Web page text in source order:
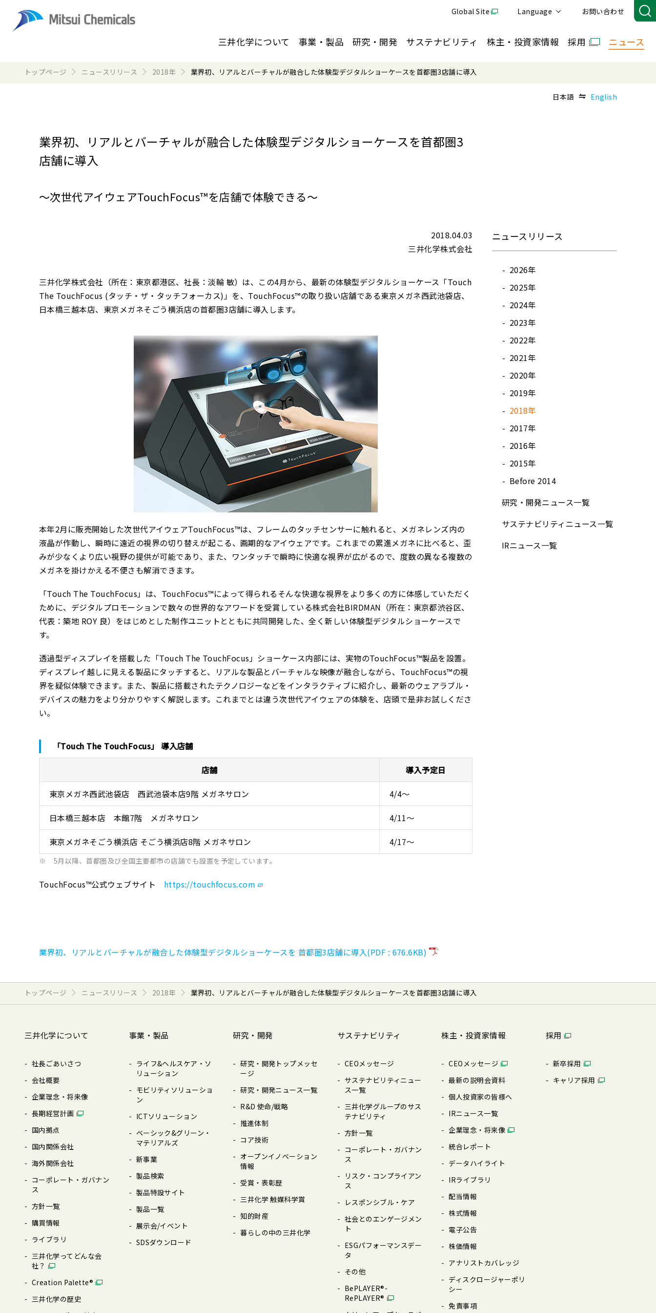
Global Site Language お問い合わせ
三井化学について 事業・製品 研究・開発 サステナビリティ 株主・投資家情報 採用 ニュース
トップページ ニュースリリース 2018年 業界初、リアルとバーチャルが融合した体験型デジタルショーケースを首都圏3店舗に導入
日本語 English
業界初、リアルとバーチャルが融合した体験型デジタルショーケースを首都圏3
店舗に導入
～次世代アイウェアTouchFocus™を店舗で体験できる～
2018.04.03
三井化学株式会社
三井化学株式会社（所在：東京都港区、社長：淡輪 敏）は、この4月から、最新の体験型デジタルショーケース「Touch
The TouchFocus (タッチ・ザ・タッチフォーカス)」を、TouchFocus™の取り扱い店舗である東京メガネ西武池袋店、
日本橋三越本店、東京メガネそごう横浜店の首都圏3店舗に導入します。
本年2月に販売開始した次世代アイウェアTouchFocus™は、フレームのタッチセンサーに触れると、メガネレンズ内の
液晶が作動し、瞬時に遠近の視界の切り替えが起こる、画期的なアイウェアです。これまでの累進メガネに比べると、歪
みが少なくより広い視野の提供が可能であり、また、ワンタッチで瞬時に快適な視界が広がるので、度数の異なる複数の
メガネを掛けかえる不便さも解消できます。
「Touch The TouchFocus」は、TouchFocus™によって得られるそんな快適な視界をより多くの方に体感していただく
ために、デジタルプロモーションで数々の世界的なアワードを受賞している株式会社BIRDMAN（所在：東京都渋谷区、
代表：築地 ROY 良）をはじめとした制作ユニットとともに共同開発した、全く新しい体験型デジタルショーケースで
す。
透過型ディスプレイを搭載した「Touch The TouchFocus」ショーケース内部には、実物のTouchFocus™製品を設置。
ディスプレイ越しに見える製品にタッチすると、リアルな製品とバーチャルな映像が融合しながら、TouchFocus™の視
界を疑似体験できます。また、製品に搭載されたテクノロジーなどをインタラクティブに紹介し、最新のウェアラブル・
デバイスの魅力をより分かりやすく解説します。これまでとは違う次世代アイウェアの体験を、店頭で是非お試しくださ
い。
「Touch The TouchFocus」 導入店舗
店舗 導入予定日
東京メガネ西武池袋店 西武池袋本店9階 メガネサロン 4/4～
日本橋三越本店 本館7階 メガネサロン 4/11～
東京メガネそごう横浜店 そごう横浜店8階 メガネサロン 4/17～
※ 5月以降、首都圏及び全国主要都市の店舗でも設置を予定しています。
TouchFocus™公式ウェブサイト https://touchfocus.com
業界初、リアルとバーチャルが融合した体験型デジタルショーケースを 首都圏3店舗に導入(PDF : 676.6KB)
ニュースリリース
2026年
2025年
2024年
2023年
2022年
2021年
2020年
2019年
2018年
2017年
2016年
2015年
Before 2014
研究・開発ニュース⼀覧
サステナビリティニュース⼀覧
IRニュース⼀覧
トップページ ニュースリリース 2018年 業界初、リアルとバーチャルが融合した体験型デジタルショーケースを首都圏3店舗に導入
三井化学について
社長ごあいさつ
会社概要
企業理念・将来像
⻑期経営計画
国内拠点
国内関係会社
海外関係会社
コーポレート・ガバナン
ス
⽅針⼀覧
購買情報
ライブラリ
三井化学ってどんな会
社？
Creation Palette®︎
三井化学の歴史
事業・製品
ライフ&ヘルスケア・ソ
リューション
モビリティソリューショ
ン
ICTソリューション
ベーシック&グリーン・
マテリアルズ
新事業
製品検索
製品特設サイト
製品⼀覧
展⽰会/イベント
SDSダウンロード
研究・開発
研究・開発トップメッセ
ージ
研究・開発ニュース⼀覧
R&D 使命/戦略
推進体制
コア技術
オープンイノベーション
情報
受賞・表彰歴
三井化学 触媒科学賞
知的財産
暮らしの中の三井化学
サステナビリティ
CEOメッセージ
サステナビリティニュー
ス⼀覧
三井化学グループのサス
テナビリティ
⽅針⼀覧
コーポレート・ガバナン
ス
リスク・コンプライアン
ス
レスポンシブル・ケア
社会とのエンゲージメン
ト
ESGパフォーマンスデー
タ
その他
BePLAYER®-
RePLAYER®
株主・投資家情報
CEOメッセージ
最新の説明会資料
個⼈投資家の皆様へ
IRニュース⼀覧
企業理念・将来像
統合レポート
データハイライト
IRライブラリ
配当情報
株式情報
電⼦公告
株価情報
アナリストカバレッジ
ディスクロージャーポリ
シー
免責事項
採用
新卒採⽤
キャリア採⽤